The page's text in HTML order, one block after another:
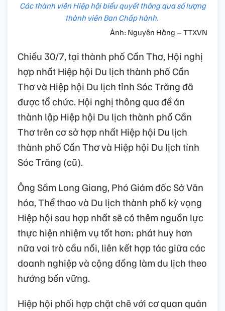
Các thành viên Hiệp hội biểu quyết thông qua số lượng
thành viên Ban Chấp hành.
Ảnh: Nguyễn Hằng – TTXVN
Chiều 30/7, tại thành phố Cần Thơ, Hội nghị
hợp nhất Hiệp hội Du lịch thành phố Cần
Thơ và Hiệp hội Du lịch tỉnh Sóc Trăng đã
được tổ chức. Hội nghị thông qua đề án
thành lập Hiệp hội Du lịch thành phố Cần
Thơ trên cơ sở hợp nhất Hiệp hội Du lịch
thành phố Cần Thơ và Hiệp hội Du lịch tỉnh
Sóc Trăng (cũ).
Ông Sầm Long Giang, Phó Giám đốc Sở Văn
hóa, Thể thao và Du lịch thành phố kỳ vọng
Hiệp hội sau hợp nhất sẽ có thêm nguồn lực
thực hiện nhiệm vụ tốt hơn; phát huy hơn
nữa vai trò cầu nối, liên kết hợp tác giữa các
doanh nghiệp và cộng đồng làm du lịch theo
hướng bền vững.
Hiệp hội phối hợp chặt chẽ với cơ quan quản